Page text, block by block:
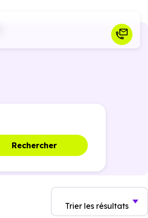
Rechercher
Trier les résultats